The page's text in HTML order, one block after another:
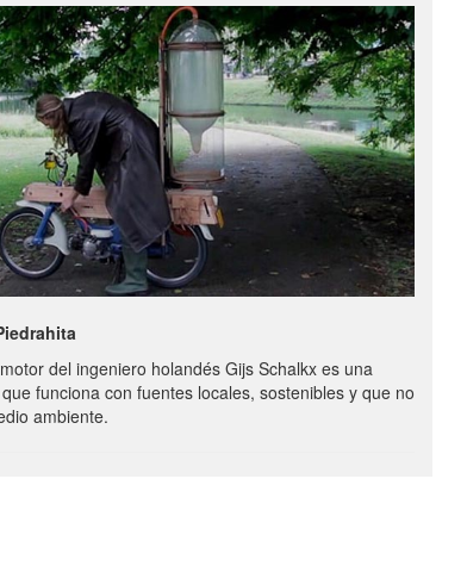
del ingeniero holandés Gijs Schalkx es una
funciona con fuentes locales, sostenibles y que no
ambiente.